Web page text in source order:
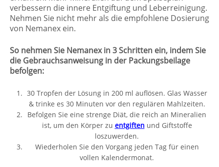
verbessern die innere Entgiftung und Leberreinigung.
Nehmen Sie nicht mehr als die empfohlene Dosierung
von Nemanex ein.
So nehmen Sie Nemanex in 3 Schritten ein, indem Sie
die Gebrauchsanweisung in der Packungsbeilage
befolgen:
30 Tropfen der Lösung in 200 ml auflösen. Glas Wasser
& trinke es 30 Minuten vor den regulären Mahlzeiten.
Befolgen Sie eine strenge Diät, die reich an Mineralien
ist, um den Körper zu entgiften und Giftstoffe
loszuwerden.
Wiederholen Sie den Vorgang jeden Tag für einen
vollen Kalendermonat.